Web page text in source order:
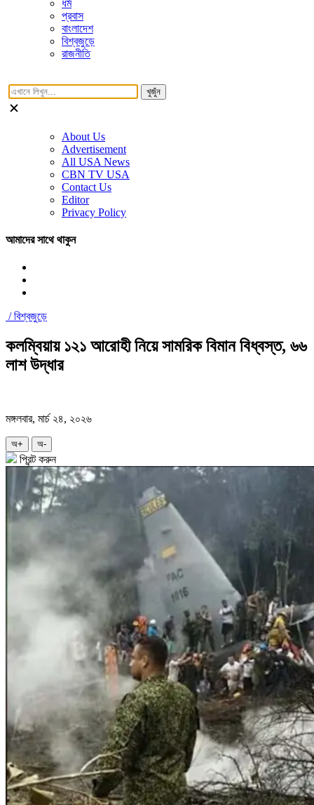
ধর্ম
প্রবাস
বাংলাদেশ
বিশ্বজুড়ে
রাজনীতি
খুজুঁন
About Us
Advertisement
All USA News
CBN TV USA
Contact Us
Editor
Privacy Policy
আমাদের সাথে থাকুন
/বিশ্বজুড়ে
কলম্বিয়ায় ১২১ আরোহী নিয়ে সামরিক বিমান বিধ্বস্ত, ৬৬
লাশ উদ্ধার
মঙ্গলবার, মার্চ ২৪, ২০২৬
অ+ অ-
প্রিন্ট করুন